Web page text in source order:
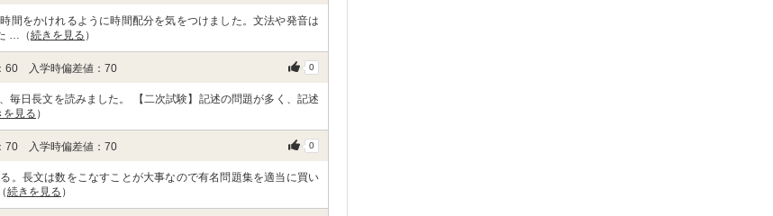
間をかけれるように時間配分を気をつけました。文法や発音は
…（続きを見る ）
60 入学時偏差値：70 0
毎日長文を読みました。 【二次試験】記述の問題が多く、記述
を見る ）
70 入学時偏差値：70 0
。長文は数をこなすことが大事なので有名問題集を適当に買い
続きを見る ）